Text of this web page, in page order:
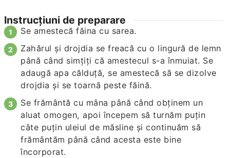
Instrucțiuni de preparare
Se amestecă făina cu sarea.
Zahărul şi drojdia se freacă cu o lingură de lemn
până când simţiţi că amestecul s-a înmuiat. Se
adaugă apa călduţă, se amestecă să se dizolve
drojdia şi se toarnă peste făină.
Se frământă cu mâna până când obţinem un
aluat omogen, apoi începem să turnăm puţin
câte puţin uleiul de măsline şi continuăm să
frământăm până când acesta este bine
încorporat.